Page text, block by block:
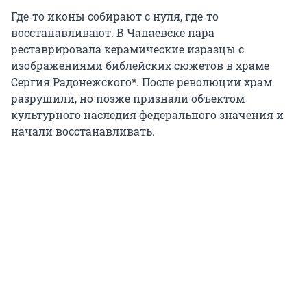
Где‑то иконы собирают с нуля, где‑то
восстанавливают. В Чапаевске пара
реставрировала керамические изразцы с
изображениями библейских сюжетов в храме
Сергия Радонежского*. После революции храм
разрушили, но позже признали объектом
культурного наследия федерального значения и
начали восстанавливать.